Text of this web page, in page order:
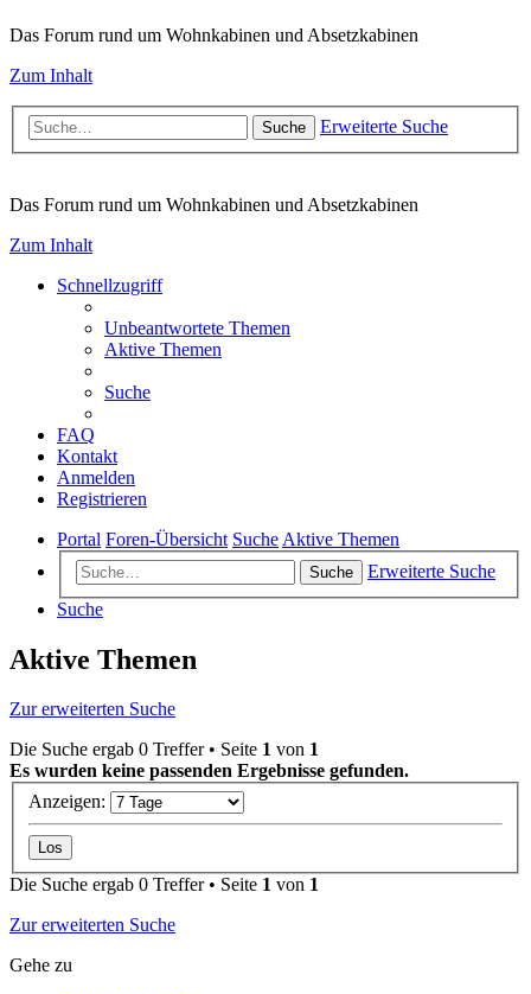
Das Forum rund um Wohnkabinen und Absetzkabinen
Zum Inhalt
Suche Erweiterte Suche
Das Forum rund um Wohnkabinen und Absetzkabinen
Zum Inhalt
Schnellzugriff
Unbeantwortete Themen
Aktive Themen
Suche
FAQ
Kontakt
Anmelden
Registrieren
Portal Foren-Übersicht Suche Aktive Themen
Suche
Erweiterte Suche
Suche
Aktive Themen
Zur erweiterten Suche
Die Suche ergab 0 Treffer • Seite 1 von 1
Es wurden keine passenden Ergebnisse gefunden.
Anzeigen:
Die Suche ergab 0 Treffer • Seite 1 von 1
Zur erweiterten Suche
Gehe zu